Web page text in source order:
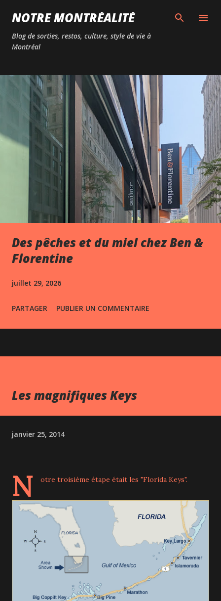
Passer au contenu principal
NOTRE MONTRÉALITÉ
Blog de sorties, restos, culture, style de vie à
Montréal
Des pêches et du miel chez Ben &
Florentine
juillet 29, 2026
PARTAGER PUBLIER UN COMMENTAIRE
Les magnifiques Keys
janvier 25, 2014
N otre troisième étape était les "Florida Keys".